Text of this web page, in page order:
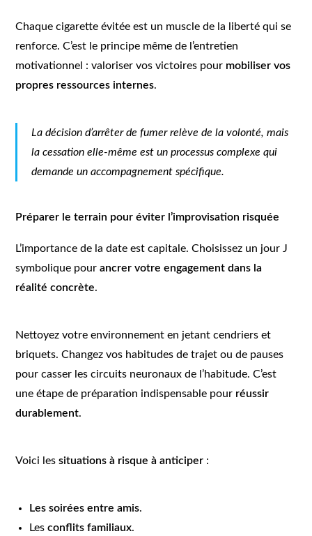
Chaque cigarette évitée est un muscle de la liberté qui se
renforce. C’est le principe même de l’entretien
motivationnel : valoriser vos victoires pour mobiliser vos
propres ressources internes.
La décision d’arrêter de fumer relève de la volonté, mais
la cessation elle-même est un processus complexe qui
demande un accompagnement spécifique.
Préparer le terrain pour éviter l’improvisation risquée
L’importance de la date est capitale. Choisissez un jour J
symbolique pourancrer votre engagement dans la
réalité concrète.
Nettoyez votre environnement en jetant cendriers et
briquets. Changez vos habitudes de trajet ou de pauses
pour casser les circuits neuronaux de l’habitude. C’est
une étape de préparation indispensable pour réussir
durablement.
Voici lessituations à risque à anticiper :
Les soirées entre amis.
Lesconflits familiaux.